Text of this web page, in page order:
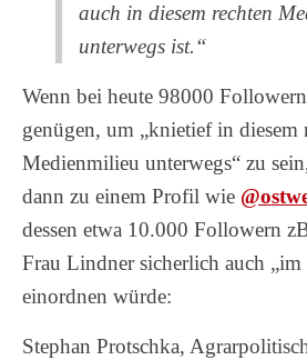
auch in diesem rechten
unterwegs ist.“
Wenn bei heute 98000
genügen, um „knietief in diesem
Medienmilieu unterwegs“ zu
dann zu einem Profil wie
dessen etwa 10.000 Followern
Frau Lindner sicherlich auch
einordnen würde:
Stephan Protschka,